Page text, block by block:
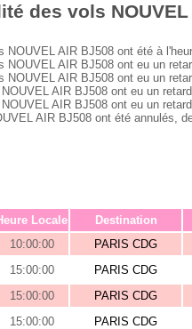
des vols
NOUVEL AIR BJ508 ont été à
NOUVEL AIR BJ508 ont eu un
NOUVEL AIR BJ508 ont eu un
AIR BJ508 ont eu un
AIR BJ508 ont eu un
AIR BJ508 ont été annulés,
Locale Destination
10:00:00 PARIS CDG
15:00:00 PARIS CDG
15:00:00 PARIS CDG
15:00:00 PARIS CDG